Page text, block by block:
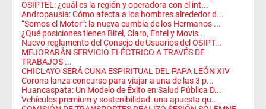
OSIPTEL: ¿cuál es la región y operadora con el int...
Andropausia: Cómo afecta a los hombres alrededor d...
“Somos el Motor”: la nueva cumbia de los Hermanos ...
¿Qué posiciones tienen Bitel, Claro, Entel y Movis...
Nuevo reglamento del Consejo de Usuarios del OSIPT...
MEJORARÁN SERVICIO ELÉCTRICO A TRAVÉS DE
TRABAJOS ...
CHICLAYO SERÁ CUNA ESPIRITUAL DEL PAPA LEÓN XIV
Corona lanza concurso para viajar a una de las 3 p...
Huancaspata: Un Modelo de Éxito en Salud Pública D...
Vehículos premium y sostenibilidad: una apuesta qu...